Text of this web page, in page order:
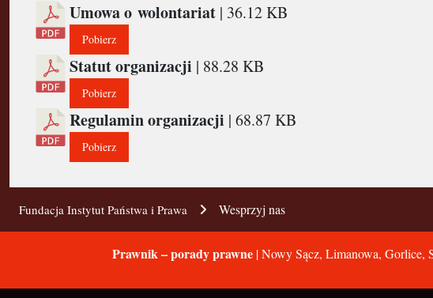
Umowa o wolontariat | 36.12 KB
Pobierz
Statut organizacji | 88.28 KB
Pobierz
Regulamin organizacji | 68.87 KB
Pobierz
Fundacja Instytut Państwa i Prawa Wesprzyj nas
Prawnik – porady prawne | Nowy Sącz, Limanowa, Gorlice,